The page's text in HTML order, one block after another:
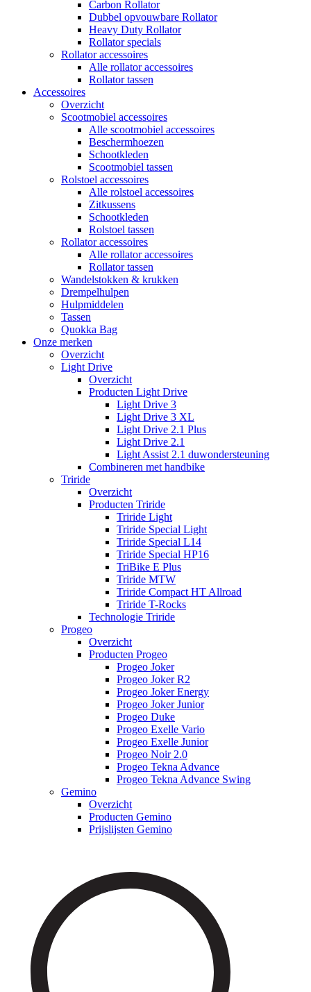
Carbon Rollator
Dubbel opvouwbare Rollator
Heavy Duty Rollator
Rollator specials
Rollator accessoires
Alle rollator accessoires
Rollator tassen
Accessoires
Overzicht
Scootmobiel accessoires
Alle scootmobiel accessoires
Beschermhoezen
Schootkleden
Scootmobiel tassen
Rolstoel accessoires
Alle rolstoel accessoires
Zitkussens
Schootkleden
Rolstoel tassen
Rollator accessoires
Alle rollator accessoires
Rollator tassen
Wandelstokken & krukken
Drempelhulpen
Hulpmiddelen
Tassen
Quokka Bag
Onze merken
Overzicht
Light Drive
Overzicht
Producten Light Drive
Light Drive 3
Light Drive 3 XL
Light Drive 2.1 Plus
Light Drive 2.1
Light Assist 2.1 duwondersteuning
Combineren met handbike
Triride
Overzicht
Producten Triride
Triride Light
Triride Special Light
Triride Special L14
Triride Special HP16
TriBike E Plus
Triride MTW
Triride Compact HT Allroad
Triride T-Rocks
Technologie Triride
Progeo
Overzicht
Producten Progeo
Progeo Joker
Progeo Joker R2
Progeo Joker Energy
Progeo Joker Junior
Progeo Duke
Progeo Exelle Vario
Progeo Exelle Junior
Progeo Noir 2.0
Progeo Tekna Advance
Progeo Tekna Advance Swing
Gemino
Overzicht
Producten Gemino
Prijslijsten Gemino